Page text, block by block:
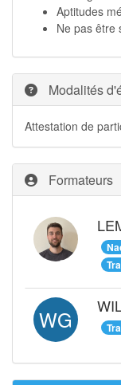
Aptitudes
Ne pas être
Modalités
Attestation de
Formateurs
WG